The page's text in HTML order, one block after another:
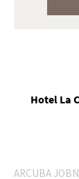
Hotel La
ARCUBA